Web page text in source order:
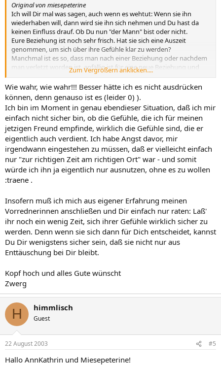
Original von miesepeterine
Ich will Dir mal was sagen, auch wenn es wehtut: Wenn sie ihn
wiederhaben will, dann wird sie ihn sich nehmen und Du hast da
keinen Einfluss drauf. Ob Du nun "der Mann" bist oder nicht.
Eure Beziehung ist noch sehr frisch. Hat sie sich eine Auszeit
genommen, um sich über ihre Gefühle klar zu werden?
Manchmal ist es so, dass man nach einer Beziehung oder nachdem
man verletzt worden ist, anfällig ist für eine neue Beziehung und
sich dann nicht die Zeit nimmt, die man eigentlich dringend
braucht. Das geschieht nicht böswillig. Man verwechselt nur dieses
"Wohlfühlen" mit "Verliebtsein". Und daher geht man schnell eine
neue Partnerschaft ein. Bis man merkt, dass der Andere doch lieber
ein guter Freund geblieben wäre.
Zum Vergrößern anklicken....
Wie wahr, wie wahr!!! Besser hätte ich es nicht ausdrücken
können, denn genauso ist es (leider 0) ).
Ich bin im Moment in genau ebendieser Situation, daß ich mir
einfach nicht sicher bin, ob die Gefühle, die ich für meinen
jetzigen Freund empfinde, wirklich die Gefühle sind, die er
eigentlich auch verdient. Ich habe Angst davor, mir
irgendwann eingestehen zu müssen, daß er vielleicht einfach
nur "zur richtigen Zeit am richtigen Ort" war - und somit
würde ich ihn ja eigentlich nur ausnutzen, ohne es zu wollen
:traene .
Insofern muß ich mich aus eigener Erfahrung meinen
Vorrednerinnen anschließen und Dir einfach nur raten: Laß'
ihr noch ein wenig Zeit, sich ihrer Gefühle wirklich sicher zu
werden. Denn wenn sie sich dann für Dich entscheidet, kannst
Du Dir wenigstens sicher sein, daß sie nicht nur aus
Enttäuschung bei Dir bleibt.
Kopf hoch und alles Gute wünscht
Zwerg
H himmlisch
Guest
22 August 2003 #5
Hallo AnnKathrin und Miesepeterine!